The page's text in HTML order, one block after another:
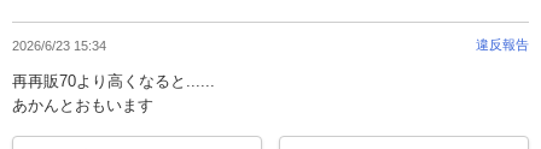
2026/6/23 15:34 違反報告
再再販70より高くなると......
あかんとおもいます